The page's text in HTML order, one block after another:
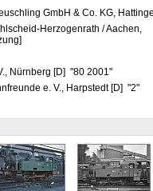
GmbH & Co. KG,
Herzogenrath / Aachen,
Nürnberg [D] "80 2001"
e. V., Harpstedt [D] "2"